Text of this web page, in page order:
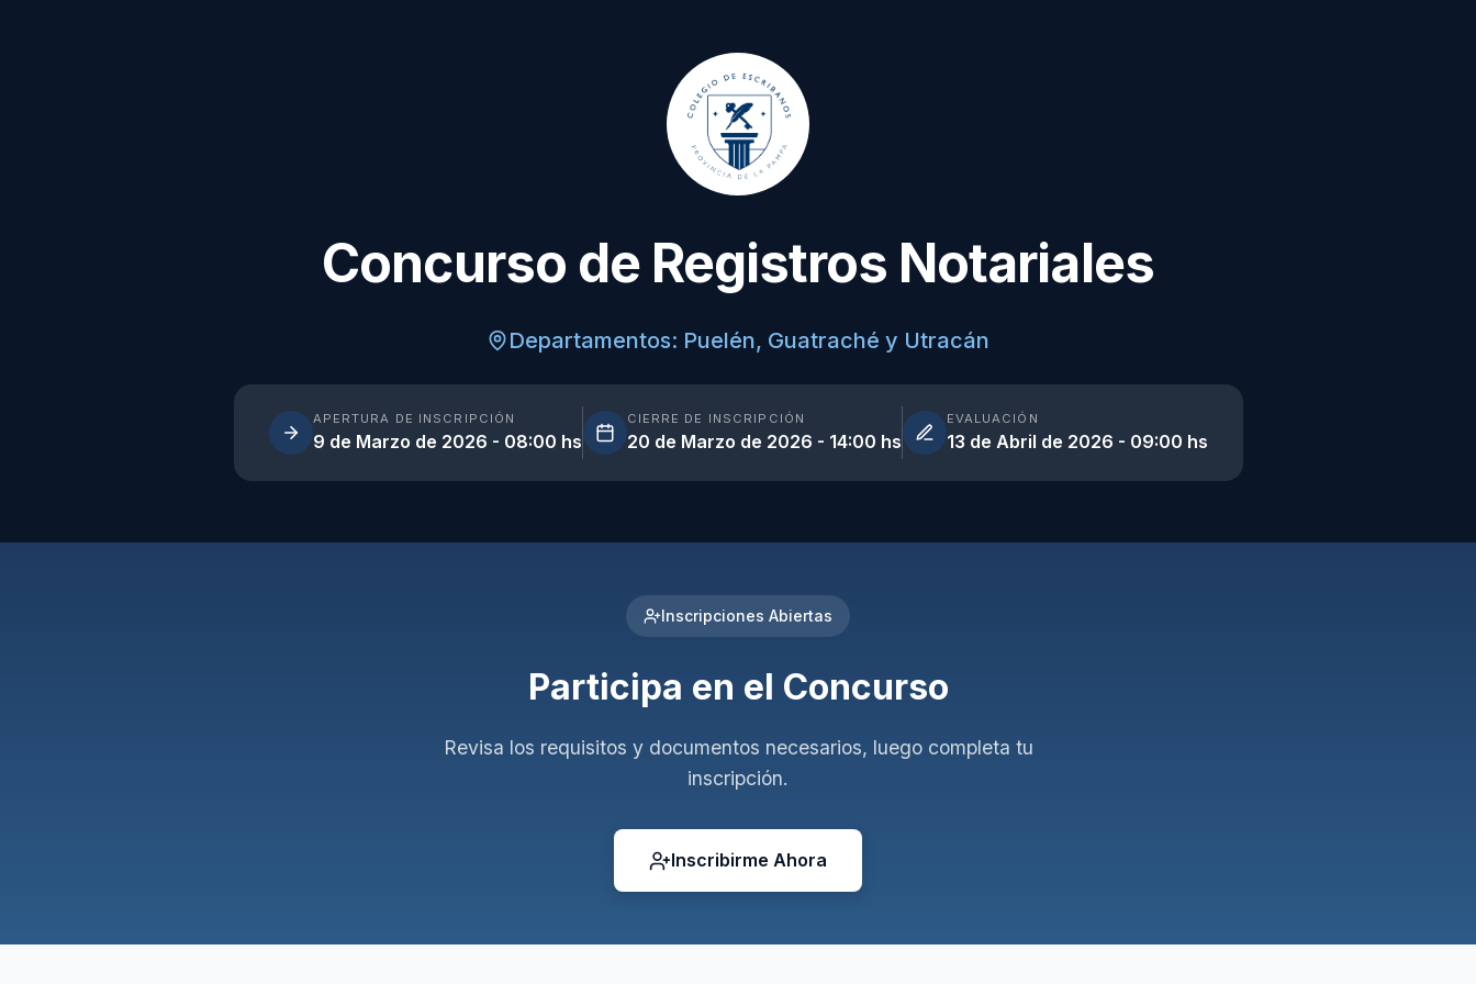
Concurso de Registros Notariales
Departamentos: Puelén, Guatraché y Utracán
APERTURA DE INSCRIPCIÓN
9 de Marzo de 2026 - 08:00 hs
CIERRE DE INSCRIPCIÓN
20 de Marzo de 2026 - 14:00 hs
EVALUACIÓN
13 de Abril de 2026 - 09:00 hs
Inscripciones Abiertas
Participa en el Concurso
Revisa los requisitos y documentos necesarios, luego completa tu
inscripción.
Inscribirme Ahora